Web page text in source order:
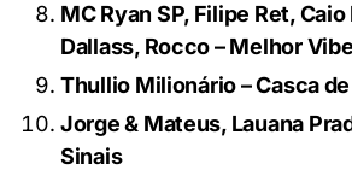
MC Ryan SP, Filipe Ret,
Dallass, Rocco – Melhor Vibe
Thullio Milionário – Casca de
Jorge & Mateus, Lauana
Sinais